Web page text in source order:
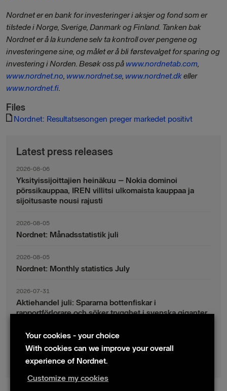
Nordnet er en bank for investeringer i aksjer og fond som er
tilstede i Norge, Sverige, Danmark og Finland. Tanken bak
Nordnet er å la kundene selv ta kontroll over pengene og
investeringene sine, og målet er å bli førstevalget for sparing og
investering i Norden. Besøk oss på www.nordnetab.com,
www.nordnet.no, www.nordnet.se, www.nordnet.dkeller
www.nordnet.fi.
Files
Nordnet: Resultatsesongen preger markedet positivt
Latest press releases
2026-08-06
Yksityissijoittajien heinäkuu – Nokia dominoi
pörssikauppaa, IREN villitsi ulkomaista kauppaa ja
sijoitusaste nousi rajusti
2026-08-05
Nordnet: Månadsstatistik juli
2026-08-05
Nordnet: Monthly statistics July
2026-07-31
Aktiehandel juli: Spararna bottenfiskar i
rapportförlorare och söker trygghet i svenska giganter
2026-07-30
Fondsparande juli: Vinsthemtagningar i teknik – men
indexsparandet ligger fast
Your cookies - your choice
With cookies can we improve your overall
experience of Nordnet.
Customize my cookies